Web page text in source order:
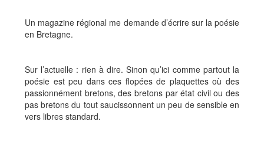
Un magazine régional me demande d’écrire sur la poésie
en Bretagne.
Sur l’actuelle : rien à dire. Sinon qu’ici comme partout la
poésie est peu dans ces flopées de plaquettes où des
passionnément bretons, des bretons par état civil ou des
pas bretons du tout saucissonnent un peu de sensible en
vers libres standard.